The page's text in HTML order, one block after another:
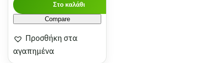
Στο καλάθι
Compare
Προσθήκη στα
αγαπημένα